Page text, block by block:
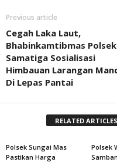
Previous article
Cegah Laka Laut,
Bhabinkamtibmas Polsek
Samatiga Sosialisasi
Himbauan Larangan
Di Lepas Pantai
RELATED ARTICLES
Polsek Sungai Mas
Pastikan Harga
Polsek